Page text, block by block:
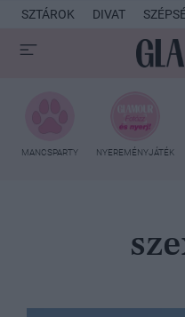
SZTÁROK DIVAT
MANCSPARTY NYEREMÉNYJÁTÉK